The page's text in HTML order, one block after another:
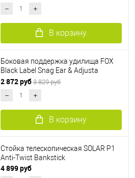
В корзину
Боковая поддержка удилища FOX
Black Label Snag Ear & Adjusta
Hockey Stick
2 872 руб 3 829 руб
В корзину
Стойка телескопическая SOLAR P1
Anti-Twist Bankstick
4 899 руб